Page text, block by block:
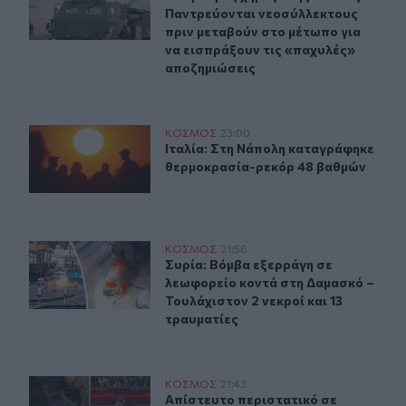
Παντρεύονται νεοσύλλεκτους
πριν μεταβούν στο μέτωπο για
να εισπράξουν τις «παχυλές»
αποζημιώσεις
Ιταλία: Στη Νάπολη καταγράφηκε θερμοκρασία-ρεκόρ
ΚΟΣΜΟΣ 23:00
Ιταλία: Στη Νάπολη καταγράφηκε
Ιταλία: Στη Νάπολη καταγράφηκε
θερμοκρασία-ρεκόρ 48 βαθμών
Συρία: Βόμβα εξερράγη σε λεωφορείο κοντά στη
ΚΟΣΜΟΣ 21:56
Συρία: Βόμβα εξερράγη σε
Συρία: Βόμβα εξερράγη σε
λεωφορείο κοντά στη Δαμασκό –
Τουλάχιστον 2 νεκροί και 13
τραυματίες
Απίστευτο περιστατικό σε αγώνα μπέιζμπολ:
ΚΟΣΜΟΣ 21:43
Απίστευτο περιστατικό σε αγώνα
Απίστευτο περιστατικό σε